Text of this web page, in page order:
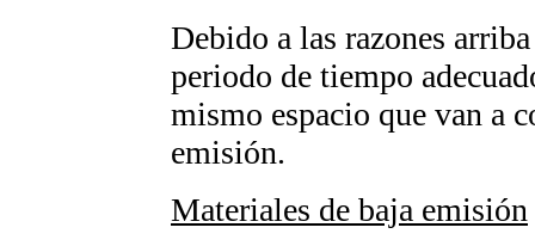
Debido a las razones
periodo de tiempo
mismo espacio que van a
emisión.
Materiales de baja emisión